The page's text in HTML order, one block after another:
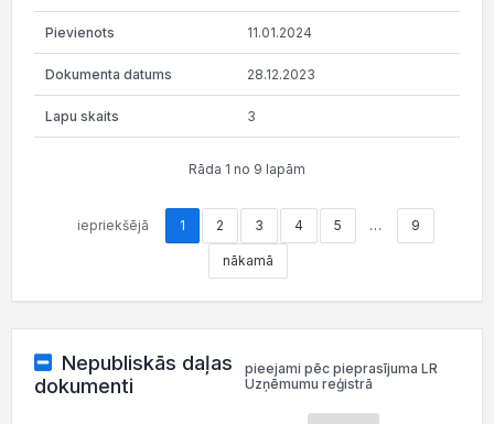
11.01.2024
28.12.2023
3
Rāda 1 no 9 lapām
iepriekšējā 1 2 3 4 5 … 9
nākamā
Nepubliskās daļas
dokumenti
pieejami pēc pieprasījuma LR
Uzņēmumu reģistrā